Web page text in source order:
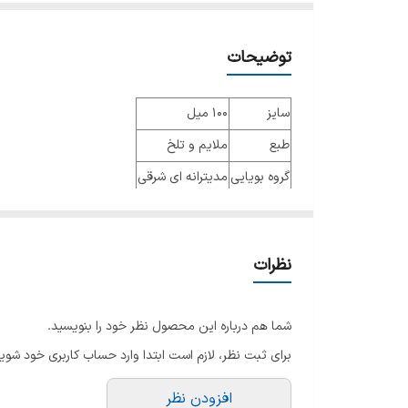
توضیحات
سایز
100 میل
طبع
ملایم و تلخ
گروه بویایی مدیترانه ای شرقی
نوع عطر
ماندگاری
خوب
پراکندگی
خوب
نظرات
شما هم درباره این محصول نظر خود را بنویسید.
برای ثبت نظر، لازم است ابتدا وارد حساب کاربری خود
افزودن نظر